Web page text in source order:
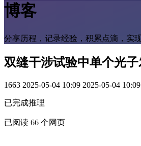
博客
分享历程，记录经验，积累点滴，实
双缝干涉试验中单个光
1663 2025-05-04 10:09 2025-05-04 10:09
已完成推理
已阅读 66 个网页